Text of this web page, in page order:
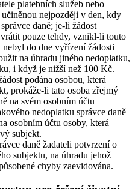
platebních služeb nebo
nejpozději v den, kdy
daně; je-li žádost
pouze tehdy, vznikl-li touto
do dne vyřízení žádosti
na úhradu jiného nedoplatku,
i když je nižší než 100 Kč.
podána osobou, která
prokáže-li tato osoba zřejmý
na svém osobním účtu
nedoplatku správce daně
osobním účtu osoby, která
subjekt.
daně žadateli potvrzení o
subjektu, na úhradu jehož
chyby zaevidována.